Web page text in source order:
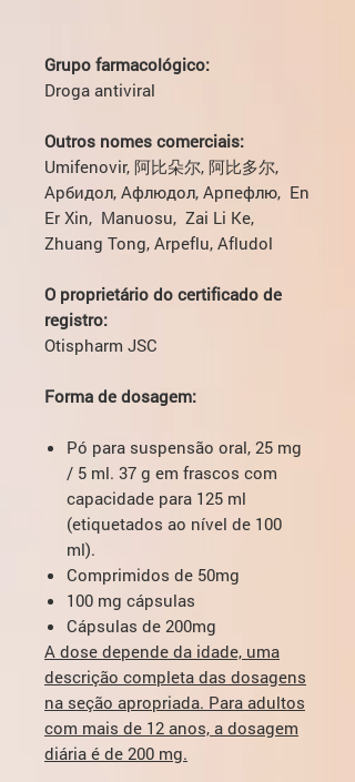
Grupo farmacológico:
Droga antiviral
Outros nomes comerciais:
Umifenovir, 阿比朵尔, 阿比多尔,
Арбидол, Афлюдол, Арпефлю, En
Er Xin, Manuosu, Zai Li Ke,
Zhuang Tong, Arpeflu, Afludol
O proprietário do certificado de
registro:
Otispharm JSC
Forma de dosagem:
Pó para suspensão oral, 25 mg
/ 5 ml. 37 g em frascos com
capacidade para 125 ml
(etiquetados ao nível de 100
ml).
Comprimidos de 50mg
100 mg cápsulas
Cápsulas de 200mg
A dose depende da idade, uma
descrição completa das dosagens
na seção apropriada. Para adultos
com mais de 12 anos, a dosagem
diária é de 200 mg.